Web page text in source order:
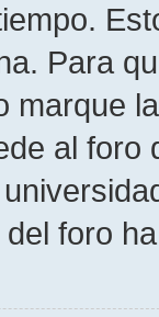
Para
marque
al foro
foro